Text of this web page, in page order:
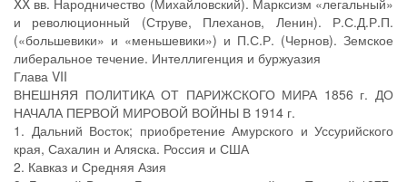
XX вв. Народничество (Михайловский). Марксизм «легальный»
и революционный (Струве, Плеханов, Ленин). Р.С.Д.Р.П.
(«большевики» и «меньшевики») и П.С.Р. (Чернов). Земское
либеральное течение. Интеллигенция и буржуазия
Глава VII
ВНЕШНЯЯ ПОЛИТИКА ОТ ПАРИЖСКОГО МИРА 1856 г. ДО
НАЧАЛА ПЕРВОЙ МИРОВОЙ ВОЙНЫ В 1914 г.
1. Дальний Восток; приобретение Амурского и Уссурийского
края, Сахалин и Аляска. Россия и США
2. Кавказ и Средняя Азия